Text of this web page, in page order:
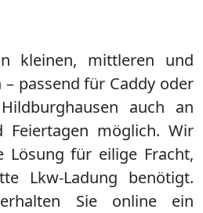
kleinen, mittleren und
passend für Caddy oder
Hildburghausen auch an
Feiertagen möglich. Wir
Lösung für eilige Fracht,
Lkw-Ladung benötigt.
Sie online ein